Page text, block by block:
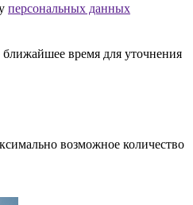
персональных данных
время для уточнения
возможное количество